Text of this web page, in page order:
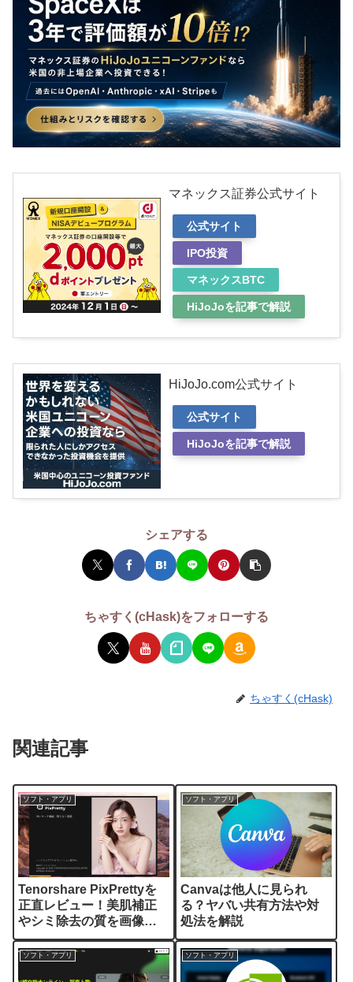
マネックス証券公式サイト
公式サイト
IPO投資
マネックスBTC
HiJoJoを記事で解説
HiJoJo.com公式サイト
公式サイト
HiJoJoを記事で解説
シェアする
ちゃすく(cHask)をフォローする
ちゃすく(cHask)
関連記事
ソフト・アプリ
Tenorshare PixPrettyを
正直レビュー！美肌補正
やシミ除去の質を画像で
公開
ソフト・アプリ
Canvaは他人に見られ
る？ヤバい共有方法や対
処法を解説
ソフト・アプリ ソフト・アプリ